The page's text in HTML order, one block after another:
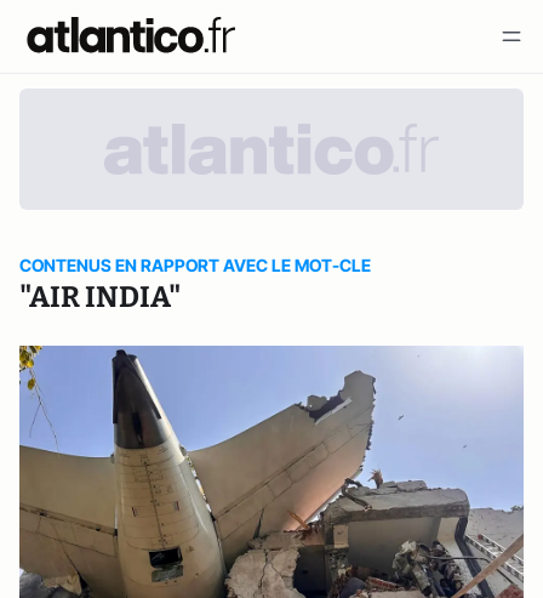
CONTENUS EN RAPPORT AVEC LE MOT-CLE
"AIR INDIA"